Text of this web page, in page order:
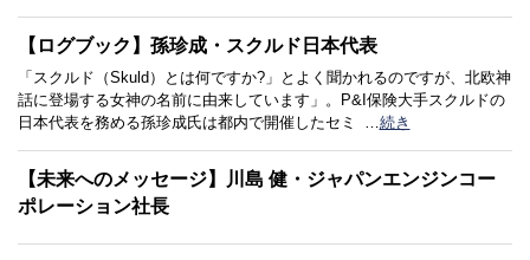
【ログブック】孫珍成・スクルド日本代表
「スクルド（Skuld）とは何ですか?」とよく聞かれるのですが、北欧神
話に登場する女神の名前に由来しています」。P&I保険大手スクルドの
日本代表を務める孫珍成氏は都内で開催したセミ
…続き
【未来へのメッセージ】川島 健・ジャパンエンジンコー
ポレーション社長